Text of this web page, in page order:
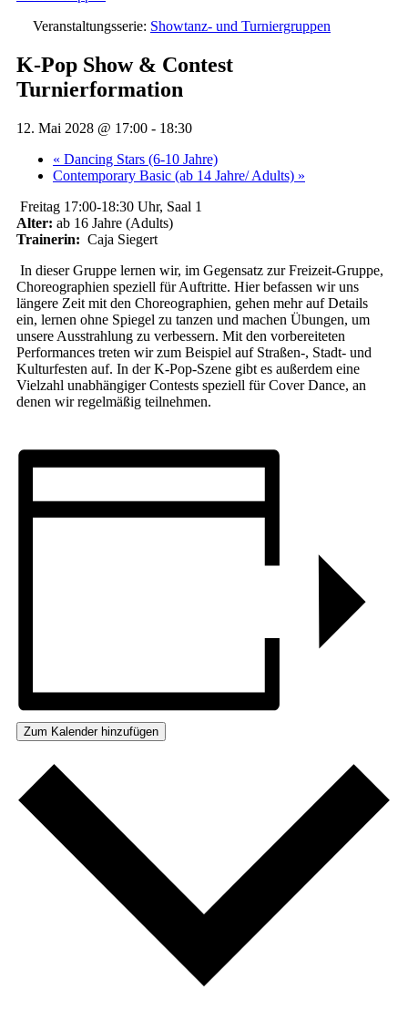
Veranstaltungsserie: Showtanz- und Turniergruppen
K-Pop Show & Contest
Turnierformation
12. Mai 2028 @ 17:00 - 18:30
« Dancing Stars (6-10 Jahre)
Contemporary Basic (ab 14 Jahre/ Adults) »
Freitag 17:00-18:30 Uhr, Saal 1
Alter: ab 16 Jahre (Adults)
Trainerin: Caja Siegert
In dieser Gruppe lernen wir, im Gegensatz zur Freizeit-Gruppe,
Choreographien speziell für Auftritte. Hier befassen wir uns
längere Zeit mit den Choreographien, gehen mehr auf Details
ein, lernen ohne Spiegel zu tanzen und machen Übungen, um
unsere Ausstrahlung zu verbessern. Mit den vorbereiteten
Performances treten wir zum Beispiel auf Straßen-, Stadt- und
Kulturfesten auf. In der K-Pop-Szene gibt es außerdem eine
Vielzahl unabhängiger Contests speziell für Cover Dance, an
denen wir regelmäßig teilnehmen.
Zum Kalender hinzufügen